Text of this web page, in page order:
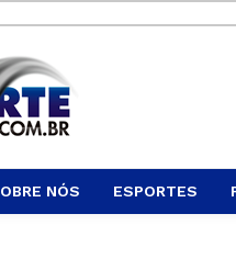
NÓS ESPORTES